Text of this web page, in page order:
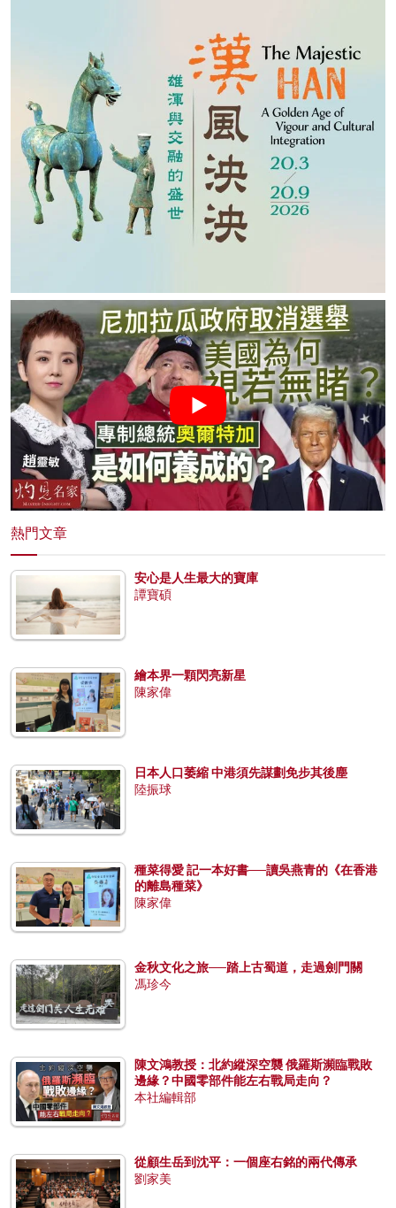
熱門文章
安心是人生最大的寶庫
譚寶碩
繪本界一顆閃亮新星
陳家偉
日本人口萎縮 中港須先謀劃免步其後塵
陸振球
種菜得愛 記一本好書──讀吳燕青的《在香港
的離島種菜》
陳家偉
金秋文化之旅──踏上古蜀道，走過劍門關
馮珍今
陳文鴻教授：北約縱深空襲 俄羅斯瀕臨戰敗
邊緣？中國零部件能左右戰局走向？
本社編輯部
從顧生岳到沈平：一個座右銘的兩代傳承
劉家美